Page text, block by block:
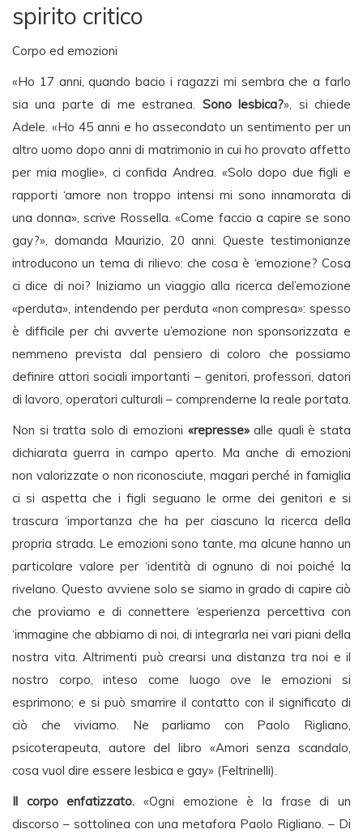
spirito critico
Corpo ed emozioni
«Ho 17 anni, quando bacio i ragazzi mi sembra che a farlo
sia una parte di me estranea. Sono lesbica?», si chiede
Adele. «Ho 45 anni e ho assecondato un sentimento per un
altro uomo dopo anni di matrimonio in cui ho provato affetto
per mia moglie», ci confida Andrea. «Solo dopo due figli e
rapporti ‘amore non troppo intensi mi sono innamorata di
una donna», scrive Rossella. «Come faccio a capire se sono
gay?», domanda Maurizio, 20 anni. Queste testimonianze
introducono un tema di rilievo: che cosa è ‘emozione? Cosa
ci dice di noi? Iniziamo un viaggio alla ricerca del’emozione
«perduta», intendendo per perduta «non compresa»: spesso
è difficile per chi avverte u’emozione non sponsorizzata e
nemmeno prevista dal pensiero di coloro che possiamo
definire attori sociali importanti – genitori, professori, datori
di lavoro, operatori culturali – comprenderne la reale portata.
Non si tratta solo di emozioni «represse»alle quali è stata
dichiarata guerra in campo aperto. Ma anche di emozioni
non valorizzate o non riconosciute, magari perché in famiglia
ci si aspetta che i figli seguano le orme dei genitori e si
trascura ‘importanza che ha per ciascuno la ricerca della
propria strada. Le emozioni sono tante, ma alcune hanno un
particolare valore per ‘identità di ognuno di noi poiché la
rivelano. Questo avviene solo se siamo in grado di capire ciò
che proviamo e di connettere ‘esperienza percettiva con
‘immagine che abbiamo di noi, di integrarla nei vari piani della
nostra vita. Altrimenti può crearsi una distanza tra noi e il
nostro corpo, inteso come luogo ove le emozioni si
esprimono; e si può smarrire il contatto con il significato di
ciò che viviamo. Ne parliamo con Paolo Rigliano,
psicoterapeuta, autore del libro «Amori senza scandalo,
cosa vuol dire essere lesbica e gay» (Feltrinelli).
Il corpo enfatizzato. «Ogni emozione è la frase di un
discorso – sottolinea con una metafora Paolo Rigliano. – Di